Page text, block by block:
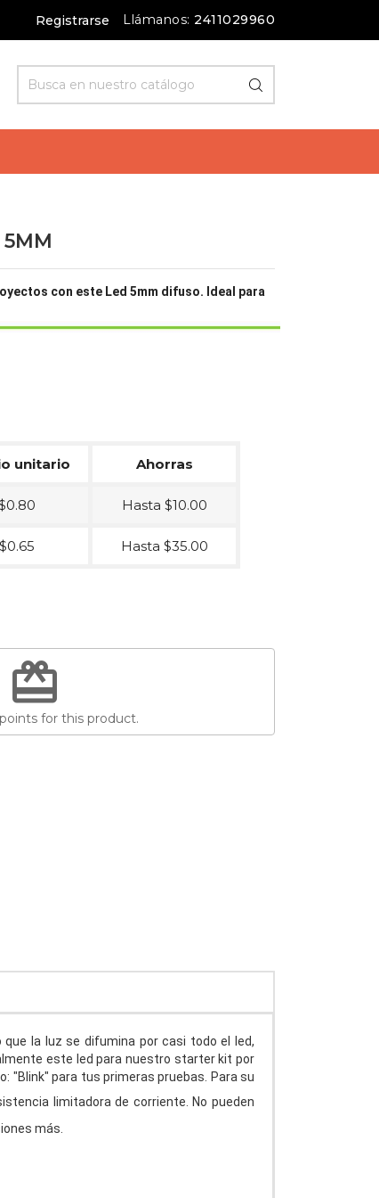
Registrarse Llámanos: 2411029960
con este Led 5mm difuso. Ideal para
unitario Ahorras
Hasta $10.00
$0.65 Hasta $35.00
redeem
for this product.
la luz se difumina por casi todo el led,
este led para nuestro starter kit por
"Blink" para tus primeras pruebas. Para su
limitadora de corriente. No pueden
más.